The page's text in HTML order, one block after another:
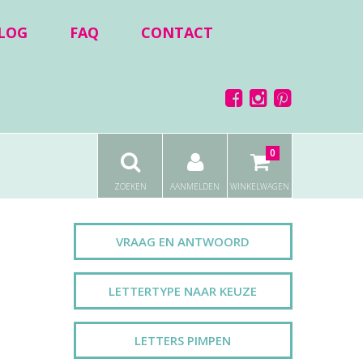
FAQ CONTACT
ZOEKEN AANMELDEN WINKELWAGEN
0
VRAAG EN ANTWOORD
LETTERTYPE NAAR KEUZE
LETTERS PIMPEN